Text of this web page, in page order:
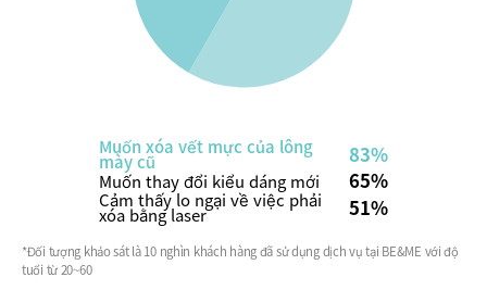
Muốn xóa vết mực của lông
mày cũ 83%
Muốn thay đổi kiểu dáng mới 65%
Cảm thấy lo ngại về việc phải
xóa bằng laser 51%
*Đối tượng khảo sát là 10 nghìn khách hàng đã sử dụng dịch vụ tại BE&ME với độ
tuổi từ 20~60